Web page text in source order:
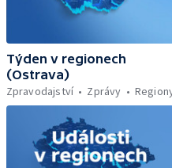
Týden v regionech
(Ostrava)
Zpravodajství
Zprávy